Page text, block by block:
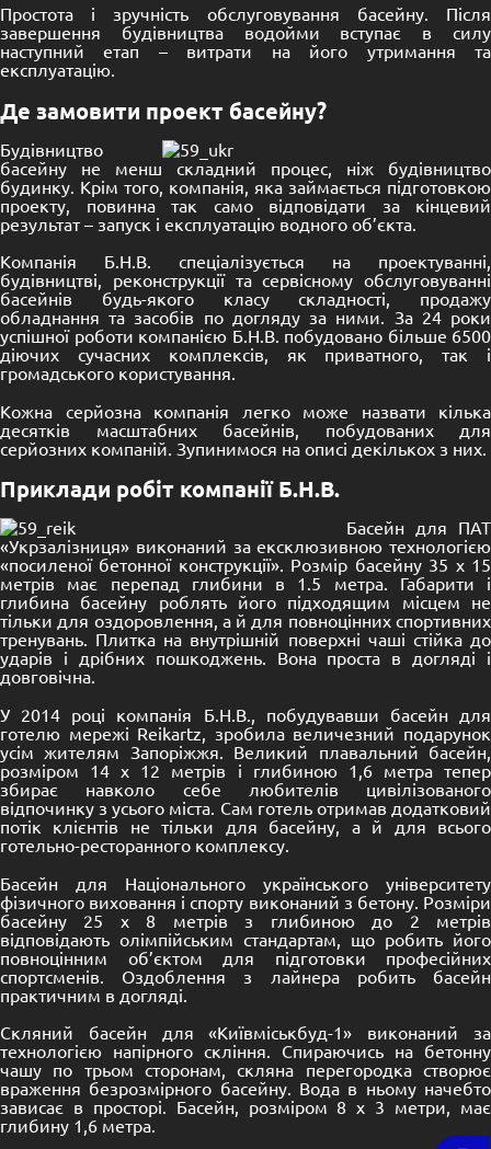
Простота і зручність обслуговування басейну. Після
завершення будівництва водойми вступає в силу
наступний етап – витрати на його утримання та
експлуатацію.
Де замовити проект басейну?
Будівництво
басейну не менш складний процес, ніж будівництво
будинку. Крім того, компанія, яка займається підготовкою
проекту, повинна так само відповідати за кінцевий
результат – запуск і експлуатацію водного об’єкта.
Компанія Б.Н.В. спеціалізується на проектуванні,
будівництві, реконструкції та сервісному обслуговуванні
басейнів будь-якого класу складності, продажу
обладнання та засобів по догляду за ними. За 24 роки
успішної роботи компанією Б.Н.В. побудовано більше 6500
діючих сучасних комплексів, як приватного, так і
громадського користування.
Кожна серйозна компанія легко може назвати кілька
десятків масштабних басейнів, побудованих для
серйозних компаній. Зупинимося на описі декількох з них.
Приклади робіт компанії Б.Н.В.
Басейн для ПАТ
«Укрзалізниця» виконаний за ексклюзивною технологією
«посиленої бетонної конструкції». Розмір басейну 35 х 15
метрів має перепад глибини в 1.5 метра. Габарити і
глибина басейну роблять його підходящим місцем не
тільки для оздоровлення, а й для повноцінних спортивних
тренувань. Плитка на внутрішній поверхні чаші стійка до
ударів і дрібних пошкоджень. Вона проста в догляді і
довговічна.
У 2014 році компанія Б.Н.В., побудувавши басейн для
готелю мережі Reikartz, зробила величезний подарунок
усім жителям Запоріжжя. Великий плавальний басейн,
розміром 14 х 12 метрів і глибиною 1,6 метра тепер
збирає навколо себе любителів цивілізованого
відпочинку з усього міста. Сам готель отримав додатковий
потік клієнтів не тільки для басейну, а й для всього
готельно-ресторанного комплексу.
Басейн для Національного українського університету
фізичного виховання і спорту виконаний з бетону. Розміри
басейну 25 х 8 метрів з глибиною до 2 метрів
відповідають олімпійським стандартам, що робить його
повноцінним об’єктом для підготовки професійних
спортсменів. Оздоблення з лайнера робить басейн
практичним в догляді.
Скляний басейн для «Київміськбуд-1» виконаний за
технологією напірного скління. Спираючись на бетонну
чашу по трьом сторонам, скляна перегородка створює
враження безрозмірного басейну. Вода в ньому начебто
зависає в просторі. Басейн, розміром 8 х 3 метри, має
глибину 1,6 метра.